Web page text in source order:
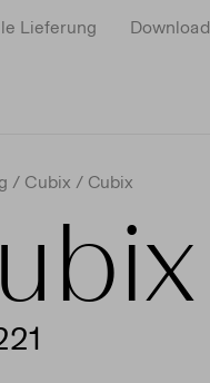
Lieferung Download
Cubix Cubix